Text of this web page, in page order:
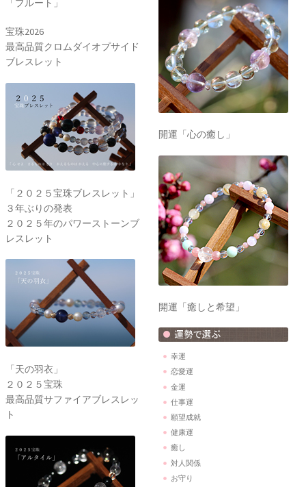
「プルート」
宝珠2026
最高品質クロムダイオプサイド
ブレスレット
「２０２５宝珠ブレスレット」
３年ぶりの発表
２０２５年のパワーストーンブ
レスレット
「天の羽衣」
２０２５宝珠
最高品質サファイアブレスレッ
ト
開運「心の癒し」
開運「癒しと希望」
幸運
恋愛運
金運
仕事運
願望成就
健康運
癒し
対人関係
お守り